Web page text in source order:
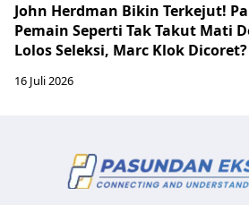
John Herdman Bikin Terkejut!
Pemain Seperti Tak Takut Mati
Lolos Seleksi, Marc Klok Dicoret?
16 Juli 2026